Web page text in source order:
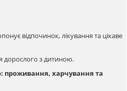
відпочинок, лікування та цікаве
дорослого з дитиною.
проживання, харчування та